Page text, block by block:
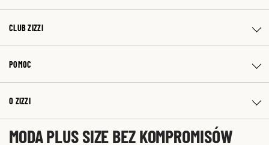
CLUB ZIZZI
POMOC
O ZIZZI
MODA PLUS SIZE BEZ KOMPROMISÓW